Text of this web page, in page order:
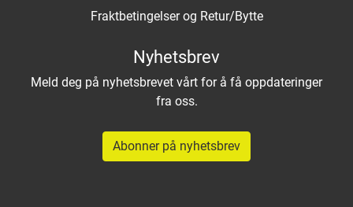
Fraktbetingelser og Retur/Bytte
Nyhetsbrev
Meld deg på nyhetsbrevet vårt for å få oppdateringer
fra oss.
Abonner på nyhetsbrev